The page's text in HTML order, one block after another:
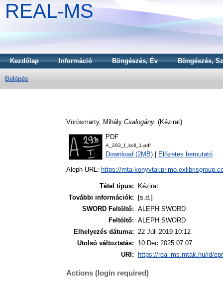
REAL-MS
Kezdőlap Információ Böngészés, Év Böngészés,
Belépés
Vörösmarty, Mihály Csalogány. (Kézirat)
PDF
A_293_I_koll_1.pdf
Download (2MB) Előzetes bemutató
Aleph URL: https://mta-
Tétel típus:
Kézirat
További információk:
[s.d.]
SWORD Feltöltő: ALEPH SWORD
Feltöltő: ALEPH SWORD
Elhelyezés dátuma: 22 Júli 2019 10:12
Utolsó változtatás:
10 Dec 2025 07:07
URI:
https://real-ms.mtak.hu/id/
Actions (login required)